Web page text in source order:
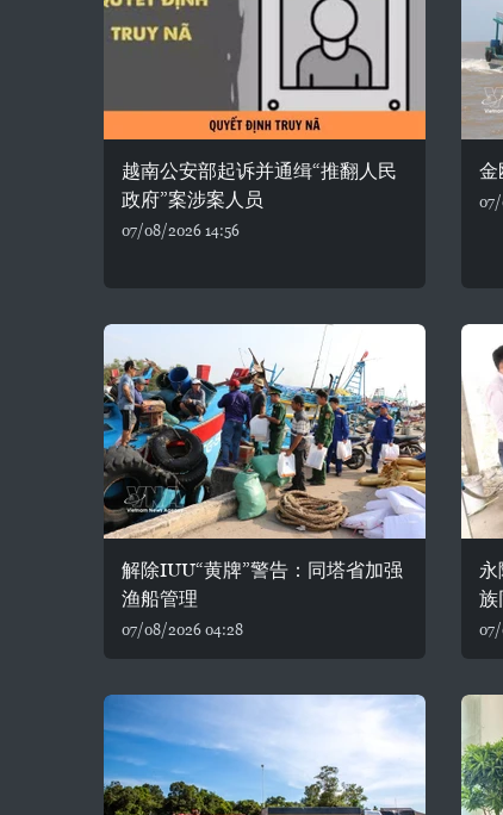
越南公安部起诉并通缉“推翻人民
政府”案涉案人员
07/08/2026 14:56
金
解除IUU“黄牌”警告：同塔省加强
渔船管理
07/08/2026 04:28
族